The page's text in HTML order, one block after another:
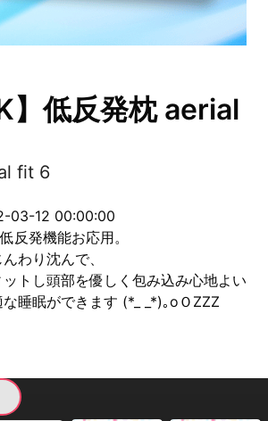
】低反発枕 aerial
fit 6
03-12 00:00:00
反発機能お応用。
わり沈んで、
ットし頭部を優しく包み込み心地よい
睡眠ができます (*_ _*)｡oＯZZZ